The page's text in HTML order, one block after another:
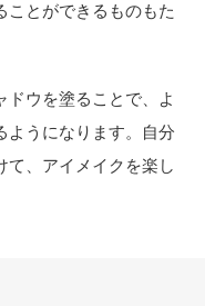
ことができるものもた
ドウを塗ることで、よ
ようになります。自分
て、アイメイクを楽し